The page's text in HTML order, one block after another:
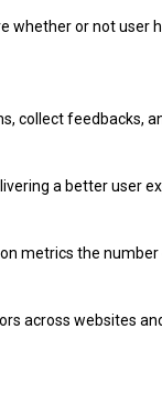
whether or not
collect feedbacks,
a better user
metrics the
across websites